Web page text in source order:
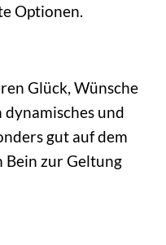
Optionen.
Glück, Wünsche
dynamisches und
gut auf dem
Bein zur Geltung